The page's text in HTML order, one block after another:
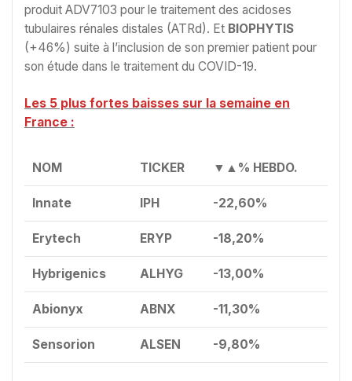
produit ADV7103 pour le traitement des acidoses
tubulaires rénales distales (ATRd). Et BIOPHYTIS
(+46%) suite à l’inclusion de son premier patient pour
son étude dans le traitement du COVID-19.
Les 5 plus fortes baisses sur la semaine en
France :
NOM TICKER ▼▲% HEBDO.
Innate IPH -22,60%
Erytech ERYP -18,20%
Hybrigenics ALHYG -13,00%
Abionyx ABNX -11,30%
Sensorion ALSEN -9,80%